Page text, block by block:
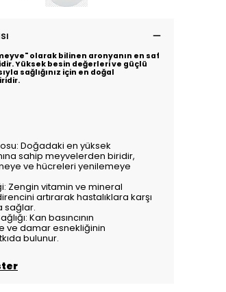
olarak bilinen aronyanın en saf
Yüksek besin değerleri ve güçlü
sağlığınız için en doğal
Doğadaki en yüksek
sahip meyvelerden biridir,
ve hücreleri yenilemeye
Zengin vitamin ve mineral
artırarak hastalıklara karşı
sağlar.
Kan basıncının
ve damar esnekliğinin
bulunur.